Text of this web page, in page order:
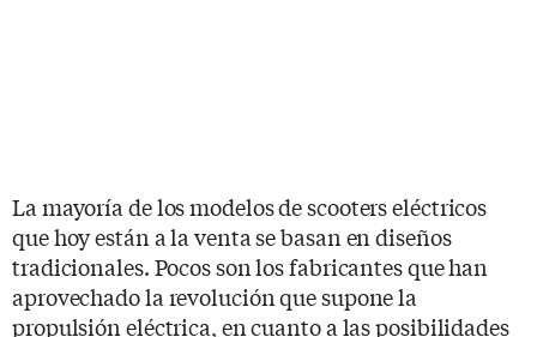
La mayoría de los modelos de scooters eléctricos
que hoy están a la venta se basan en diseños
tradicionales. Pocos son los fabricantes que han
aprovechado la revolución que supone la
propulsión eléctrica, en cuanto a las posibilidades